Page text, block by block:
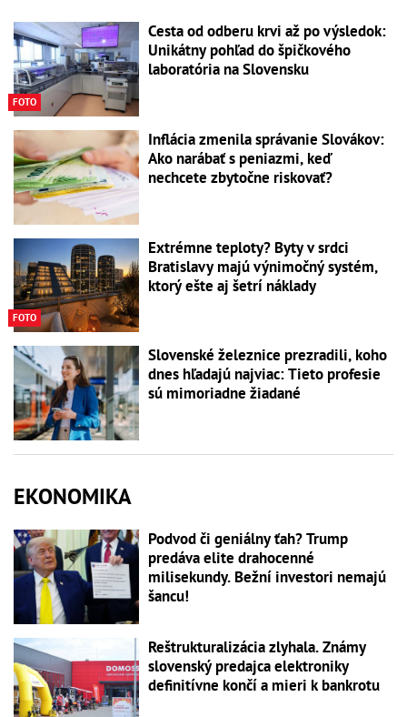
FOTO
Cesta od odberu krvi až po výsledok:
Unikátny pohľad do špičkového
laboratória na Slovensku
Inflácia zmenila správanie Slovákov:
Ako narábať s peniazmi, keď
nechcete zbytočne riskovať?
FOTO
Extrémne teploty? Byty v srdci
Bratislavy majú výnimočný systém,
ktorý ešte aj šetrí náklady
Slovenské železnice prezradili, koho
dnes hľadajú najviac: Tieto profesie
sú mimoriadne žiadané
EKONOMIKA
Podvod či geniálny ťah? Trump
predáva elite drahocenné
milisekundy. Bežní investori nemajú
šancu!
Reštrukturalizácia zlyhala. Známy
slovenský predajca elektroniky
definitívne končí a mieri k bankrotu